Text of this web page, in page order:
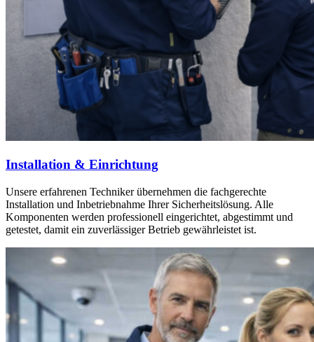
Installation & Einrichtung
Unsere erfahrenen Techniker übernehmen die fachgerechte
Installation und Inbetriebnahme Ihrer Sicherheitslösung. Alle
Komponenten werden professionell eingerichtet, abgestimmt und
getestet, damit ein zuverlässiger Betrieb gewährleistet ist.